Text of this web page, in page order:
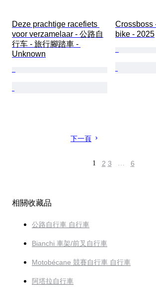
Deze prachtige racefiets
voor verzamelaar - 公路自
行车 - 旅行腳踏車 -
Unknown
Crossboss
bike - 2025
下一頁
1 2 3 … 6
相關收藏品
公路自行車 自行車
Bianchi 車架/前叉自行車
Motobécane 競賽自行車 自行車
阿塔拉自行車